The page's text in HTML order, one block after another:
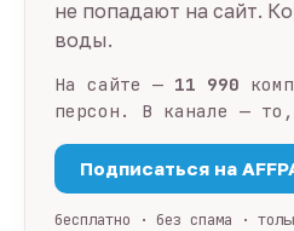
не попадают на сайт.
воды.
На сайте — 11 990
персон. В канале —
Подписаться на
бесплатно · без спама ·